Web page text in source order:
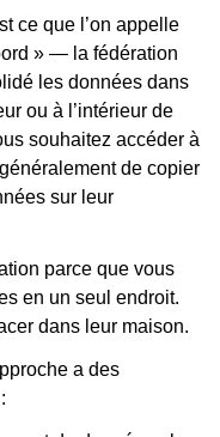
ce que l’on appelle
» — la fédération
les données dans
ou à l’intérieur de
souhaitez accéder à
de copier
sur leur
parce que vous
en un seul endroit.
dans leur maison.
a des